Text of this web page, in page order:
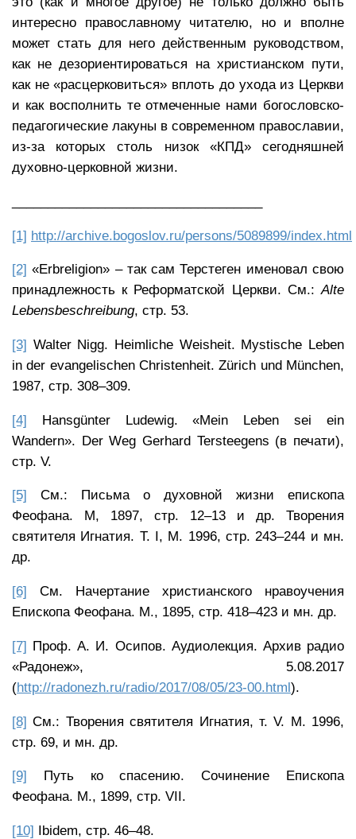
интересно православному читателю, но и вполне
может стать для него действенным руководством,
как не дезориентироваться на христианском пути,
как не «расцерковиться» вплоть до ухода из Церкви
и как восполнить те отмеченные нами богословско-
педагогические лакуны в современном православии,
из-за которых столь низок «КПД» сегодняшней
духовно-церковной жизни.
[1] http://archive.bogoslov.ru/persons/5089899/index.html
[2] «Erbreligion» – так сам Терстеген именовал свою
принадлежность к Реформатской Церкви. См.:Alte
Lebensbeschreibung, стр. 53.
[3] Walter Nigg. Heimliche Weisheit. Mystische Leben
in der evangelischen Christenheit. Zürich und München,
1987, стр. 308–309.
[4] Hansgünter Ludewig. «Mein Leben sei ein
Wandern». Der Weg Gerhard Tersteegens (в печати),
стр. V.
[5]
См.: Письма о духовной жизни епископа
Феофана. М, 1897, стр. 12–13 и др. Творения
святителя Игнатия. Т. I, М. 1996, стр. 243–244 и мн.
др.
[6] См. Начертание христианского нравоучения
Епископа Феофана. М., 1895, стр. 418–423 и мн. др.
[7] Проф. А. И. Осипов. Аудиолекция. Архив радио
«Радонеж», 5.08.2017
(http://radonezh.ru/radio/2017/08/05/23-00.html).
[8] См.: Творения святителя Игнатия, т. V. М. 1996,
стр. 69, и мн. др.
[9]
Путь ко спасению. Сочинение Епископа
Феофана. М., 1899, стр. VII.
[10] Ibidem, стр. 46–48.